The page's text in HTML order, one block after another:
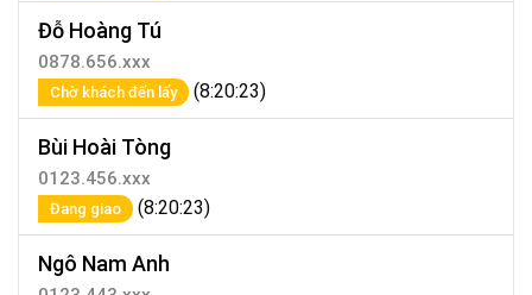
Đỗ Hoàng Tú
0878.656.xxx
Chờ khách đến lấy (8:20:23)
Bùi Hoài Tòng
0123.456.xxx
Đang giao (8:20:23)
Ngô Nam Anh